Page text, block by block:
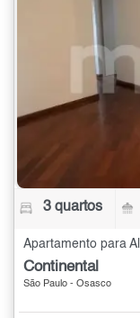
3 quartos
Apartamento para
Continental
São Paulo - Osasco